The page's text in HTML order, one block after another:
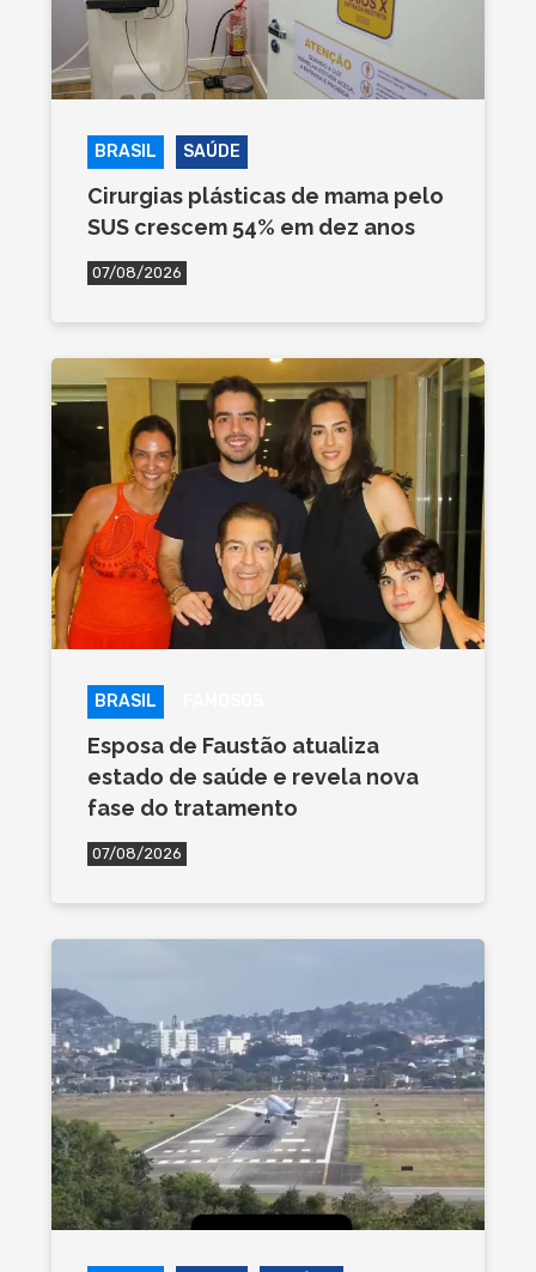
BRASIL SAÚDE
Cirurgias plásticas de mama pelo
SUS crescem 54% em dez anos
07/08/2026
BRASIL
Esposa de Faustão atualiza
estado de saúde e revela nova
fase do tratamento
07/08/2026